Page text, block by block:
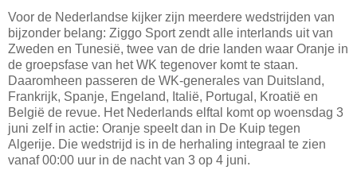
Voor de Nederlandse kijker zijn meerdere wedstrijden van
bijzonder belang: Ziggo Sport zendt alle interlands uit van
Zweden en Tunesië, twee van de drie landen waar Oranje in
de groepsfase van het WK tegenover komt te staan.
Daaromheen passeren de WK-generales van Duitsland,
Frankrijk, Spanje, Engeland, Italië, Portugal, Kroatië en
België de revue. Het Nederlands elftal komt op woensdag 3
juni zelf in actie: Oranje speelt dan in De Kuip tegen
Algerije. Die wedstrijd is in de herhaling integraal te zien
vanaf 00:00 uur in de nacht van 3 op 4 juni.